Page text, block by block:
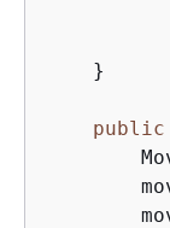
    }
public